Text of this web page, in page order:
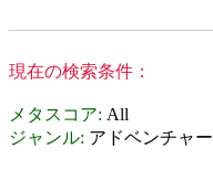
現在の検索条件：
メタスコア: All
ジャンル: アドベンチャー